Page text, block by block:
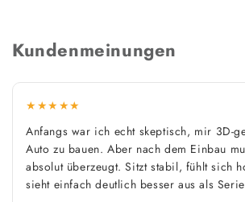
Kundenmeinungen
★★★★★
Anfangs war ich echt skeptisch, mir 3D-
Auto zu bauen. Aber nach dem Einbau
absolut überzeugt. Sitzt stabil, fühlt sich
sieht einfach deutlich besser aus als